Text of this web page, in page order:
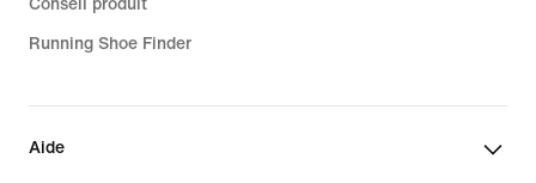
Conseil produit
Running Shoe Finder
Aide